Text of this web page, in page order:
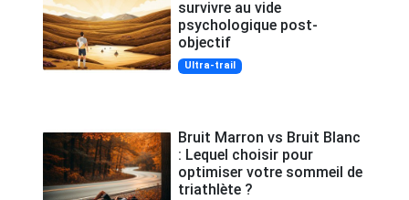
survivre au vide
psychologique post-
objectif
Ultra-trail
Bruit Marron vs Bruit Blanc
: Lequel choisir pour
optimiser votre sommeil de
triathlète ?